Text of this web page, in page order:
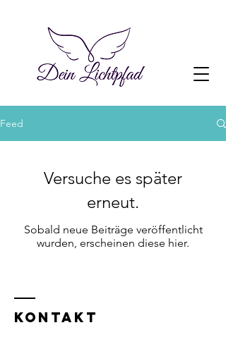
Feed
Versuche es später
erneut.
Sobald neue Beiträge veröffentlicht
wurden, erscheinen diese hier.
KONTAKT